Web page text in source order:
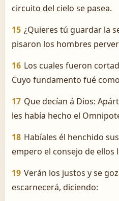
circuito del cielo se pasea.
15 ¿Quieres tú guardar la
pisaron los hombres
16 Los cuales fueron
Cuyo fundamento fué
17 Que decían á Dios:
les había hecho el
18 Habíales él henchido
empero el consejo de ellos
19 Verán los justos y se
escarnecerá, diciendo: